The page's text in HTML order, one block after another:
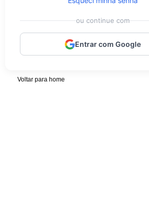
ou continue com
Entrar com Google
Voltar para home